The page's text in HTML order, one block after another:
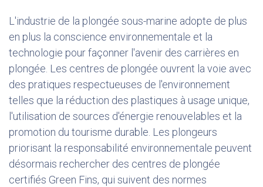
L'industrie de la plongée sous-marine adopte de plus
en plus la conscience environnementale et la
technologie pour façonner l'avenir des carrières en
plongée. Les centres de plongée ouvrent la voie avec
des pratiques respectueuses de l'environnement
telles que la réduction des plastiques à usage unique,
l'utilisation de sources d'énergie renouvelables et la
promotion du tourisme durable. Les plongeurs
priorisant la responsabilité environnementale peuvent
désormais rechercher des centres de plongée
certifiés Green Fins, qui suivent des normes